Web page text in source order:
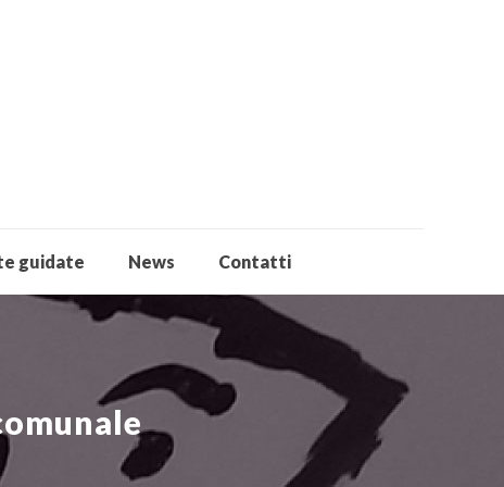
guidate News Contatti